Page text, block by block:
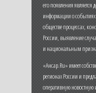
его появления является
информации о
обществе процессах,
России, выявление
и национальным
«Ансар.Ru» имеет
регионах России и
оперативную